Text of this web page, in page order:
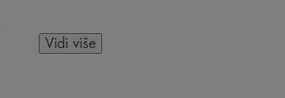
Vidi više